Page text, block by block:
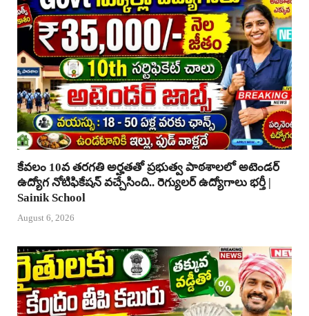
కేవలం 10వ తరగతి అర్హతతో ప్రభుత్వ పాఠశాలలో అటెండర్
ఉద్యోగ నోటిఫికేషన్ వచ్చేసింది.. రెగ్యులర్ ఉద్యోగాలు భర్తీ |
Sainik School
August 6, 2026